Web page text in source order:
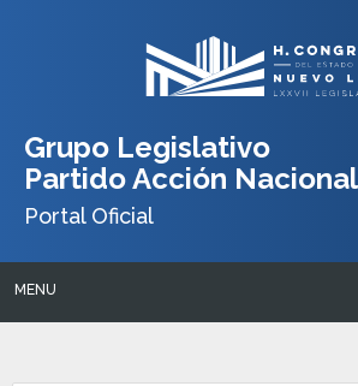
Grupo Legislativo
Partido Acción Nacional
Portal Oficial
MENU